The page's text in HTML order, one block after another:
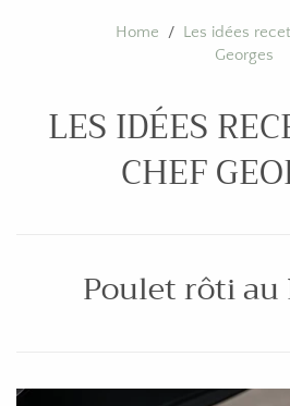
Home / Les idées
Georges
LES IDÉES
CHEF
Poulet rôti au